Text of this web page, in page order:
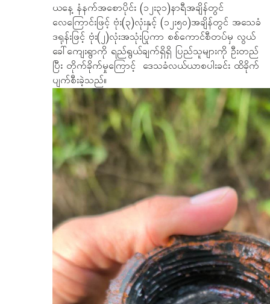
ယနေ့ နံနက်အစောပိုင်း (၁၂း၃၁)နာရီအချိန်တွင်
လေကြောင်းဖြင့် ဗုံး(၃)လုံးနှင့် (၁၂း၅၀)အချိန်တွင် အသေခံ
ဒရုန်းဖြင့် ဗုံး(၂)လုံးအသုံးပြုကာ စစ်ကောင်စီတပ်မှ လွယ်
ခေါ်ကျေးရွာကို ရည်ရွယ်ချက်ရှိရှိ ပြည်သူများကို ဦးတည်
ပြီး တိုက်ခိုက်မှုကြောင့် ဒေသခံလယ်ယာစပါးခင်း ထိခိုက်
ပျက်စီးခဲ့သည်။